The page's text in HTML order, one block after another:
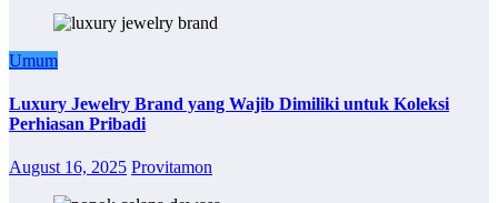
Umum
Luxury Jewelry Brand yang Wajib Dimiliki untuk Koleksi
Perhiasan Pribadi
August 16, 2025 Provitamon